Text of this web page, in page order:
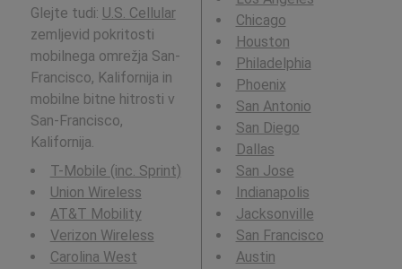
Glejte tudi: U.S. Cellular
zemljevid pokritosti
mobilnega omrežja San-
Francisco, Kalifornija in
mobilne bitne hitrosti v
San-Francisco,
Kalifornija.
T-Mobile (inc. Sprint)
Union Wireless
AT&T Mobility
Verizon Wireless
Carolina West
Chicago
Houston
Philadelphia
Phoenix
San Antonio
San Diego
Dallas
San Jose
Indianapolis
Jacksonville
San Francisco
Austin